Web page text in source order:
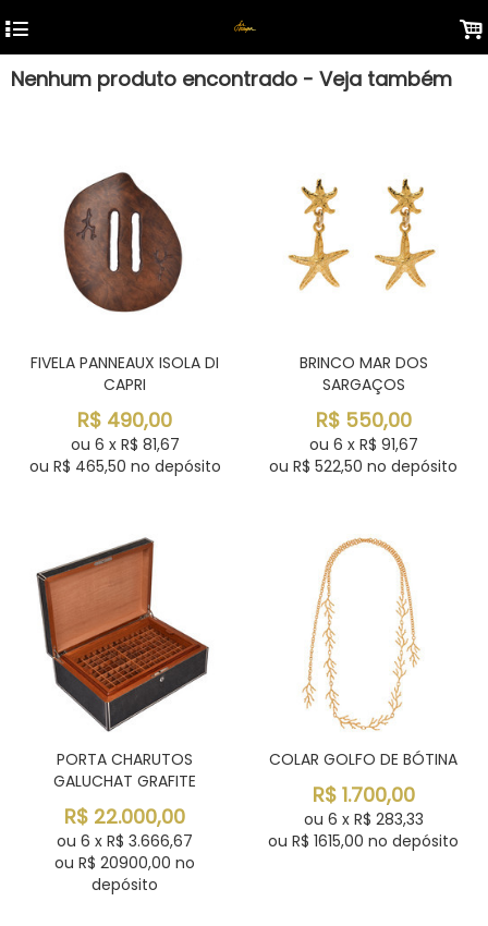
4 .
Nenhum produto encontrado - Veja também
FIVELA PANNEAUX ISOLA DI
CAPRI
R$ 490,00
ou 6 x R$ 81,67
ou R$ 465,50 no depósito
BRINCO MAR DOS
SARGAÇOS
R$ 550,00
ou 6 x R$ 91,67
ou R$ 522,50 no depósito
PORTA CHARUTOS
GALUCHAT GRAFITE
R$ 22.000,00
ou 6 x R$ 3.666,67
ou R$ 20900,00 no
depósito
COLAR GOLFO DE BÓTINA
R$ 1.700,00
ou 6 x R$ 283,33
ou R$ 1615,00 no depósito